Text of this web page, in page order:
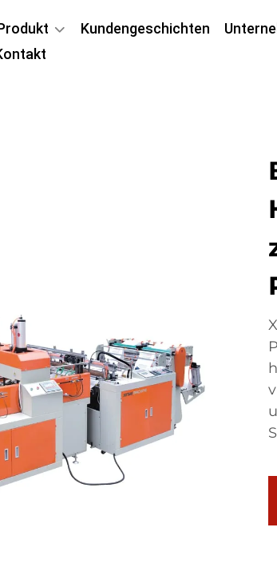
Kundengeschichten